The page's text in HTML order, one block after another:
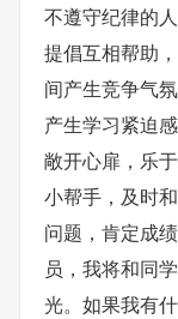
不遵守纪律的
提倡互相帮助
间产生竞争气
产生学习紧迫
敞开心扉，乐
小帮手，及时
问题，肯定成
员，我将和同
光。如果我有